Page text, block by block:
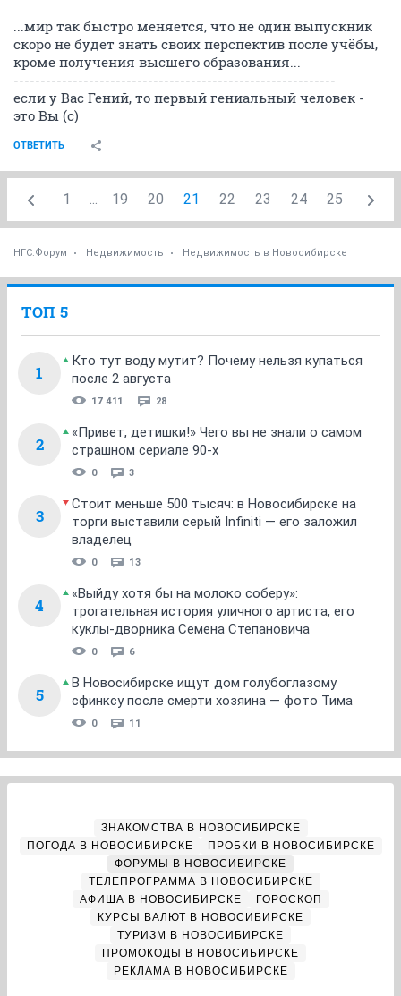
...мир так быстро меняется, что не один выпускник
скоро не будет знать своих перспектив после учёбы,
кроме получения высшего образования...
------------------------------------------------------------
если у Вас Гений, то первый гениальный человек -
это Вы (с)
ОТВЕТИТЬ
1 ... 19 20 21 22 23 24 25
НГС.Форум Недвижимость Недвижимость в Новосибирске
ТОП 5
1
Кто тут воду мутит? Почему нельзя купаться
после 2 августа
17 411 28
2
«Привет, детишки!» Чего вы не знали о самом
страшном сериале 90-х
0 3
3
Стоит меньше 500 тысяч: в Новосибирске на
торги выставили серый Infiniti — его заложил
владелец
0 13
4
«Выйду хотя бы на молоко соберу»:
трогательная история уличного артиста, его
куклы-дворника Семена Степановича
0 6
5
В Новосибирске ищут дом голубоглазому
сфинксу после смерти хозяина — фото Тима
0 11
ЗНАКОМСТВА В НОВОСИБИРСКЕ
ПОГОДА В НОВОСИБИРСКЕ
ПРОБКИ В НОВОСИБИРСКЕ
ФОРУМЫ В НОВОСИБИРСКЕ
ТЕЛЕПРОГРАММА В НОВОСИБИРСКЕ
АФИША В НОВОСИБИРСКЕ
ГОРОСКОП
КУРСЫ ВАЛЮТ В НОВОСИБИРСКЕ
ТУРИЗМ В НОВОСИБИРСКЕ
ПРОМОКОДЫ В НОВОСИБИРСКЕ
РЕКЛАМА В НОВОСИБИРСКЕ